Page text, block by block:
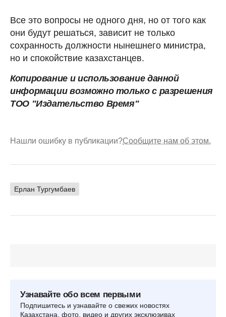
Все это вопросы не одного дня, но от того как
они будут решаться, зависит не только
сохранность должности нынешнего министра,
но и спокойствие казахстанцев.
Копирование и использование данной
информации возможно только с разрешения
ТОО "Издательство Время"
Нашли ошибку в публикации?Сообщите нам об этом.
Ерлан Тургумбаев
Узнавайте обо всем первыми
Подпишитесь и узнавайте о свежих новостях
Казахстана, фото, видео и других эксклюзивах